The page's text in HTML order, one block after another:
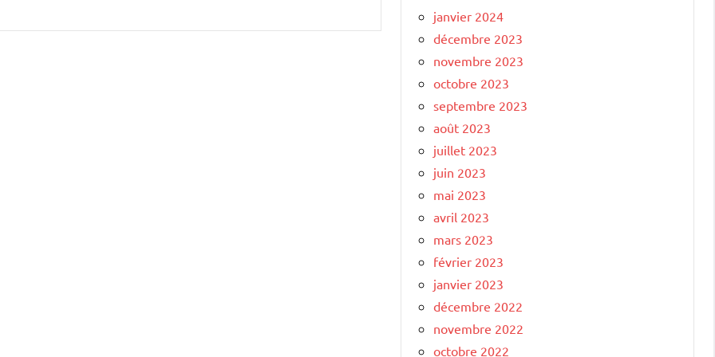
janvier 2024
décembre 2023
novembre 2023
octobre 2023
septembre 2023
août 2023
juillet 2023
juin 2023
mai 2023
avril 2023
mars 2023
février 2023
janvier 2023
décembre 2022
novembre 2022
octobre 2022